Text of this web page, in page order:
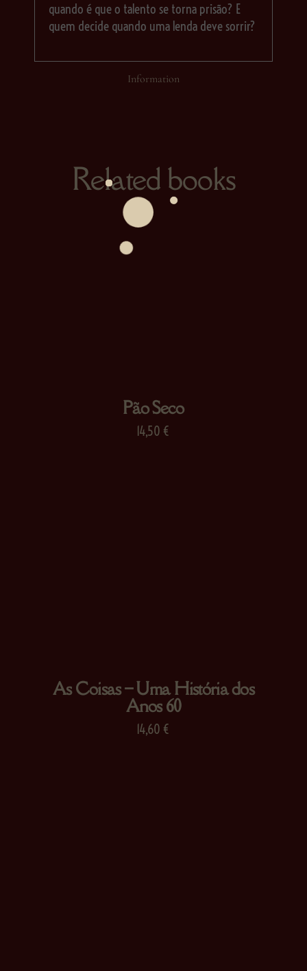
Information
quando é que o talento se torna prisão? E
quem decide quando uma lenda deve sorrir?
Related books
Pão Seco
14,50 €
As Coisas – Uma História dos
Anos 60
14,60 €